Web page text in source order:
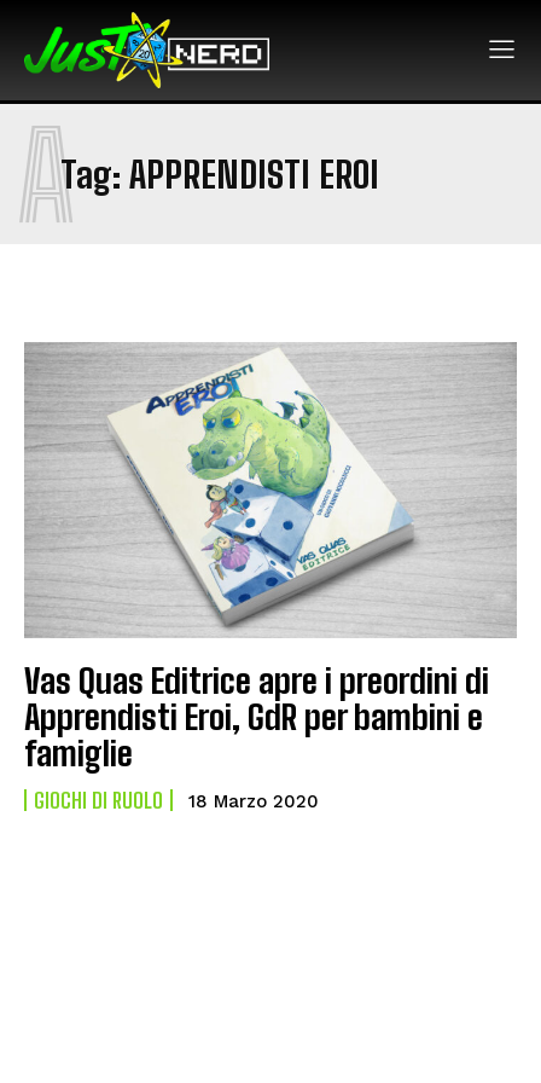
Tag: APPRENDISTI EROI
A
Vas Quas Editrice apre i preordini di
Apprendisti Eroi, GdR per bambini e
famiglie
GIOCHI DI RUOLO 18 Marzo 2020